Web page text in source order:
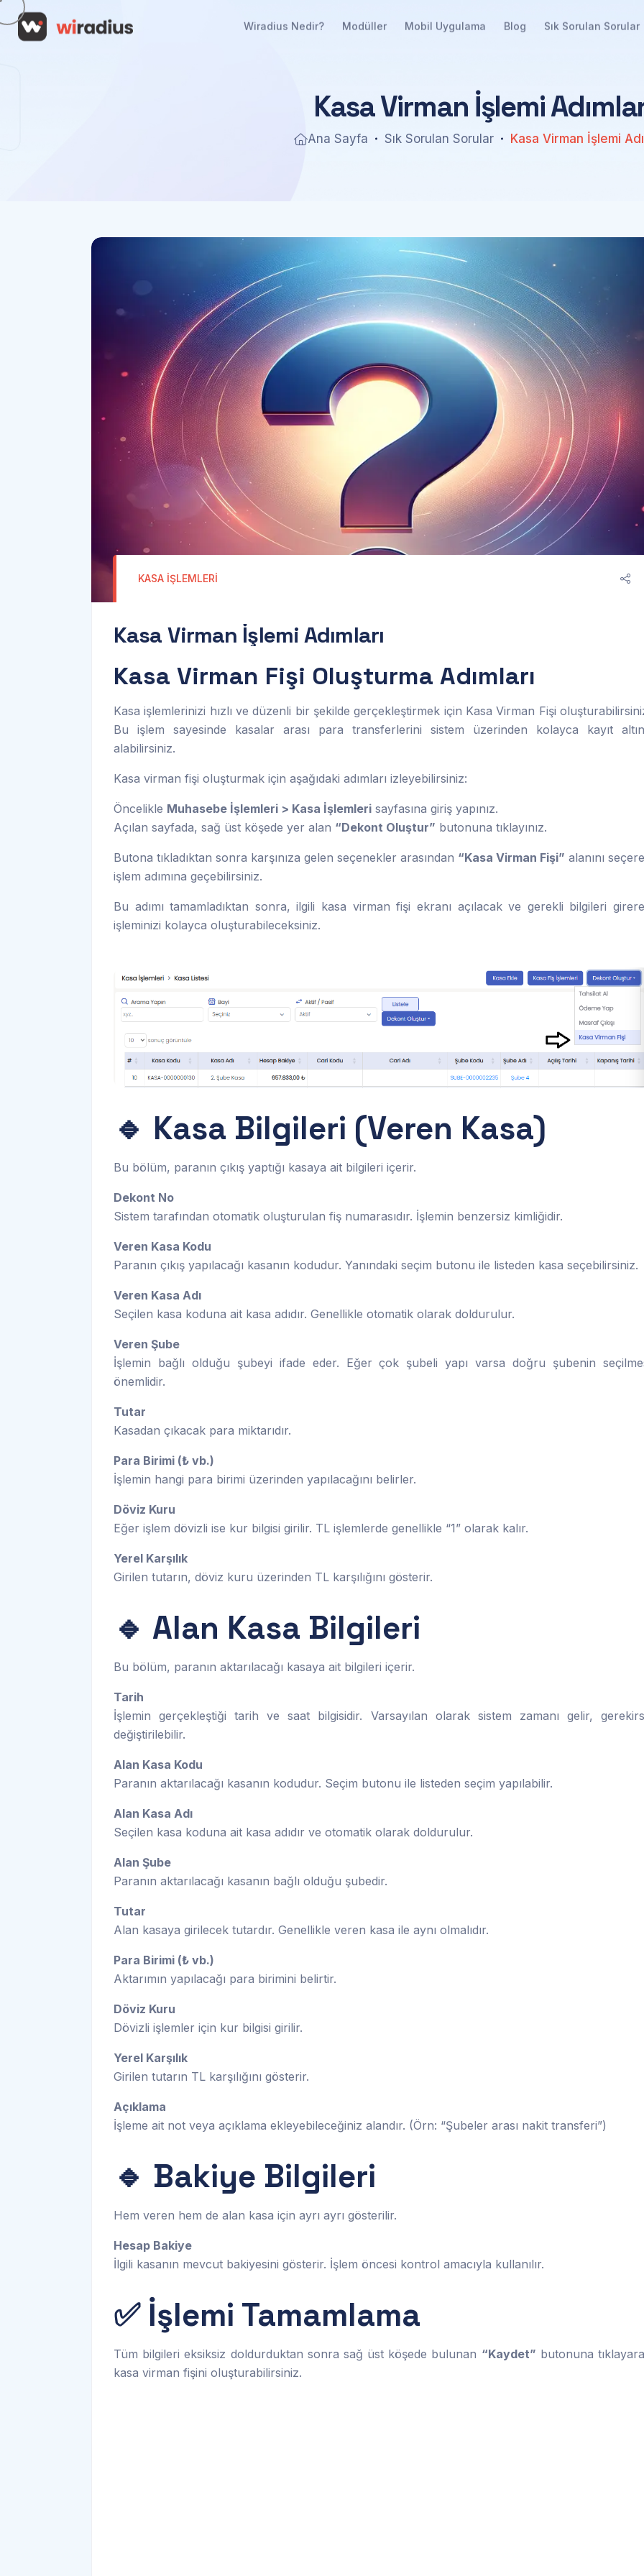
Wiradius Nedir? Modüller Mobil Uygulama Blog Sık Sorulan Sorular
KasaVirman İşlemiAdımla
Ana Sayfa Sık Sorulan Sorular Kasa Virman İşlemi
KASA İŞLEMLERI
Kasa Virman İşlemi Adımları
Kasa Virman Fişi Oluşturma Adımları
Kasa işlemlerinizi hızlı ve düzenli bir şekilde gerçekleştirmek için Kasa Virman Fişi
Bu işlem sayesinde kasalar arası para transferlerini sistem üzerinden kolayca kayıt
alabilirsiniz.
Kasa virman fişi oluşturmak için aşağıdaki adımları izleyebilirsiniz:
Öncelikle Muhasebe İşlemleri > Kasa İşlemleri sayfasına giriş yapınız.
Açılan sayfada, sağ üst köşede yer alan “Dekont Oluştur” butonuna tıklayınız.
Butona tıkladıktan sonra karşınıza gelen seçenekler arasından “Kasa Virman Fişi” alanını
işlem adımına geçebilirsiniz.
Bu adımı tamamladıktan sonra, ilgili kasa virman fişi ekranı açılacak ve gerekli bilgileri
işleminizi kolayca oluşturabileceksiniz.
🔹 Kasa Bilgileri (Veren Kasa)
Bu bölüm, paranın çıkış yaptığı kasaya ait bilgileri içerir.
Dekont No
Sistem tarafından otomatik oluşturulan fiş numarasıdır. İşlemin benzersiz kimliğidir.
Veren Kasa Kodu
Paranın çıkış yapılacağı kasanın kodudur. Yanındaki seçim butonu ile listeden kasa seçebilirsiniz.
Veren Kasa Adı
Seçilen kasa koduna ait kasa adıdır. Genellikle otomatik olarak doldurulur.
Veren Şube
İşlemin bağlı olduğu şubeyi ifade eder. Eğer çok şubeli yapı varsa doğru şubenin
önemlidir.
Tutar
Kasadan çıkacak para miktarıdır.
Para Birimi (₺ vb.)
İşlemin hangi para birimi üzerinden yapılacağını belirler.
Döviz Kuru
Eğer işlem dövizli ise kur bilgisi girilir. TL işlemlerde genellikle “1” olarak kalır.
Yerel Karşılık
Girilen tutarın, döviz kuru üzerinden TL karşılığını gösterir.
🔹 Alan Kasa Bilgileri
Bu bölüm, paranın aktarılacağı kasaya ait bilgileri içerir.
Tarih
İşlemin gerçekleştiği tarih ve saat bilgisidir. Varsayılan olarak sistem zamanı gelir,
değiştirilebilir.
Alan Kasa Kodu
Paranın aktarılacağı kasanın kodudur. Seçim butonu ile listeden seçim yapılabilir.
Alan Kasa Adı
Seçilen kasa koduna ait kasa adıdır ve otomatik olarak doldurulur.
Alan Şube
Paranın aktarılacağı kasanın bağlı olduğu şubedir.
Tutar
Alan kasaya girilecek tutardır. Genellikle veren kasa ile aynı olmalıdır.
Para Birimi (₺ vb.)
Aktarımın yapılacağı para birimini belirtir.
Döviz Kuru
Dövizli işlemler için kur bilgisi girilir.
Yerel Karşılık
Girilen tutarın TL karşılığını gösterir.
Açıklama
İşleme ait not veya açıklama ekleyebileceğiniz alandır. (Örn: “Şubeler arası nakit transferi”)
🔹 Bakiye Bilgileri
Hem veren hem de alan kasa için ayrı ayrı gösterilir.
Hesap Bakiye
İlgili kasanın mevcut bakiyesini gösterir. İşlem öncesi kontrol amacıyla kullanılır.
✅ İşlemi Tamamlama
Tüm bilgileri eksiksiz doldurduktan sonra sağ üst köşede bulunan “Kaydet” butonuna
kasa virman fişini oluşturabilirsiniz.